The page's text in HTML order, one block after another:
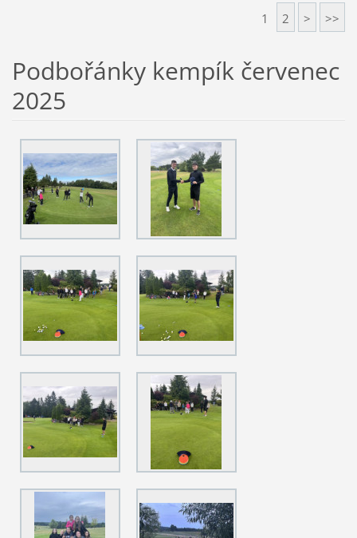
1 2 > >>
Podbořánky kempík červenec
2025